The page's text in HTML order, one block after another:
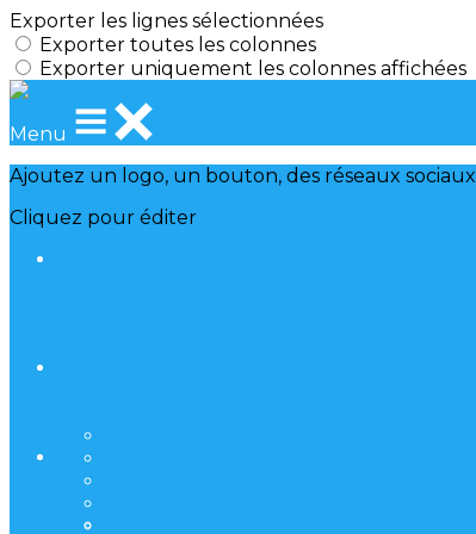
Exporter les lignes sélectionnées
Exporter toutes les colonnes
Exporter uniquement les colonnes affichées
Menu
Ajoutez un logo, un bouton, des réseaux sociaux
Cliquez pour éditer